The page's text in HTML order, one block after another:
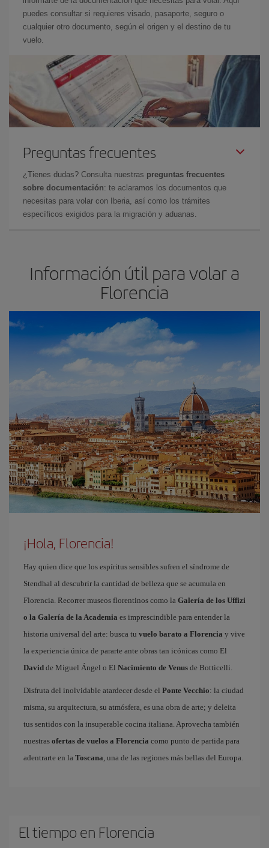
puedes consultar si requieres visado, pasaporte, seguro o
cualquier otro documento, según el origen y el destino de tu
vuelo.
Preguntas frecuentes
¿Tienes dudas? Consulta nuestras preguntas frecuentes
sobre documentación: te aclaramos los documentos que
necesitas para volar con Iberia, así como los trámites
específicos exigidos para la migración y aduanas.
Información útil para volar a
Florencia
¡Hola, Florencia!
Hay quien dice que los espíritus sensibles sufren el síndrome de
Stendhal al descubrir la cantidad de belleza que se acumula en
Florencia. Recorrer museos florentinos como la Galería de los Uffizi
o la Galería de la Academia es imprescindible para entender la
historia universal del arte: busca tu vuelo barato a Florencia y vive
la experiencia única de pararte ante obras tan icónicas como El
David de Miguel Ángel o El Nacimiento de Venus de Botticelli.
Disfruta del inolvidable atardecer desde el Ponte Vecchio: la ciudad
misma, su arquitectura, su atmósfera, es una obra de arte; y deleita
tus sentidos con la insuperable cocina italiana. Aprovecha también
nuestras ofertas de vuelos a Florencia como punto de partida para
adentrarte en la Toscana, una de las regiones más bellas del Europa.
El tiempo en Florencia